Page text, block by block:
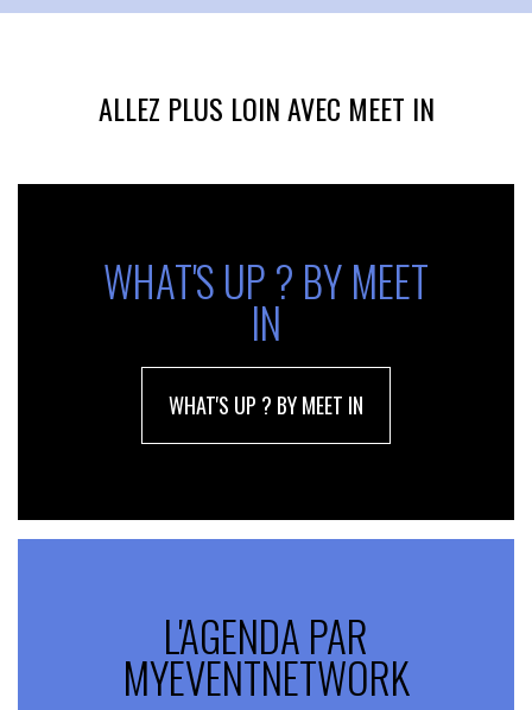
ALLEZ PLUS LOIN AVEC MEET IN
WHAT'S UP ? BY MEET
IN
WHAT'S UP ? BY MEET IN
L'AGENDA PAR
MYEVENTNETWORK